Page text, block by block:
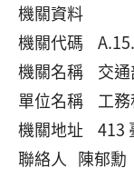
機關資料
機關代碼
機關名稱 交通
單位名稱 工務
機關地址 413
聯絡人 陳郁勳